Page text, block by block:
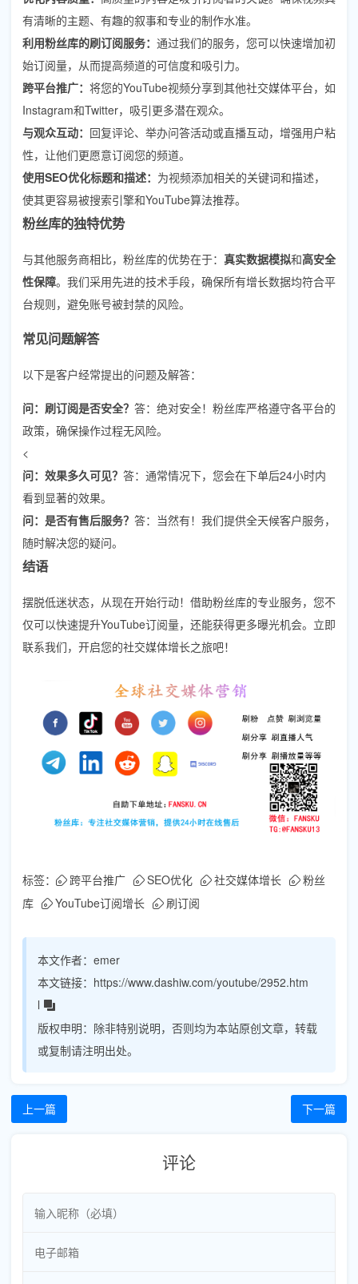
有清晰的主题、有趣的叙事和专业的制作水准。
利用粉丝库的刷订阅服务： 通过我们的服务，您可以快速增加初
始订阅量，从而提高频道的可信度和吸引力。
跨平台推广： 将您的YouTube视频分享到其他社交媒体平台，如
Instagram和Twitter，吸引更多潜在观众。
与观众互动： 回复评论、举办问答活动或直播互动，增强用户粘
性，让他们更愿意订阅您的频道。
使用SEO优化标题和描述： 为视频添加相关的关键词和描述，
使其更容易被搜索引擎和YouTube算法推荐。
粉丝库的独特优势
与其他服务商相比，粉丝库的优势在于： 真实数据模拟和高安全
性保障。我们采用先进的技术手段，确保所有增长数据均符合平
台规则，避免账号被封禁的风险。
常见问题解答
以下是客户经常提出的问题及解答：
问：刷订阅是否安全？ 答：绝对安全！粉丝库严格遵守各平台的
政策，确保操作过程无风险。
<
问：效果多久可见？ 答：通常情况下，您会在下单后24小时内
看到显著的效果。
问：是否有售后服务？ 答：当然有！我们提供全天候客户服务，
随时解决您的疑问。
结语
摆脱低迷状态，从现在开始行动！借助粉丝库的专业服务，您不
仅可以快速提升YouTube订阅量，还能获得更多曝光机会。立即
联系我们，开启您的社交媒体增长之旅吧！
标签： 跨平台推广 SEO优化 社交媒体增长
粉丝
库
YouTube订阅增长 刷订阅
本文作者： emer
本文链接： https://www.dashiw.com/youtube/2952.htm
l
版权申明： 除非特别说明，否则均为本站原创文章，转载
或复制请注明出处。
上一篇 下一篇
评论